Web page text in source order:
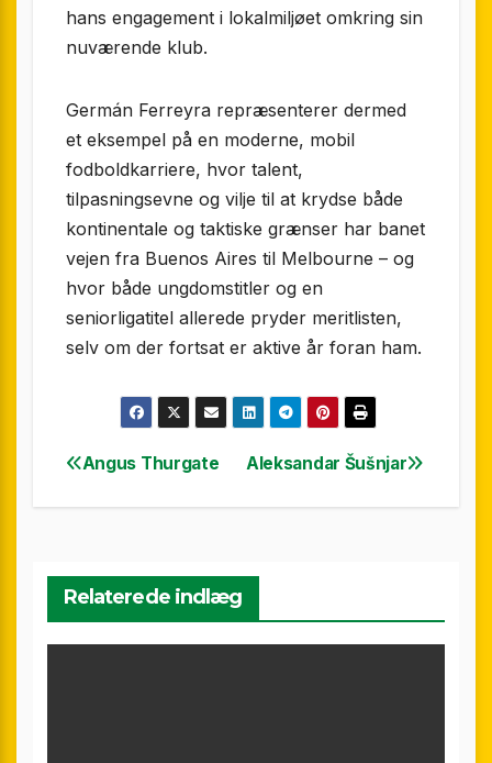
hans engagement i lokalmiljøet omkring sin
nuværende klub.
Germán Ferreyra repræsenterer dermed
et eksempel på en moderne, mobil
fodboldkarriere, hvor talent,
tilpasningsevne og vilje til at krydse både
kontinentale og taktiske grænser har banet
vejen fra Buenos Aires til Melbourne – og
hvor både ungdomstitler og en
seniorligatitel allerede pryder meritlisten,
selv om der fortsat er aktive år foran ham.
Indlægsnavigation
Aleksandar Šušnjar
Angus Thurgate
Relaterede indlæg